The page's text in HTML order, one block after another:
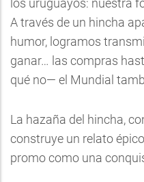
los uruguayos: nuestra
A través de un hincha
humor, logramos
ganar… las compras
qué no— el Mundial
La hazaña del hincha,
construye un relato
promo como una